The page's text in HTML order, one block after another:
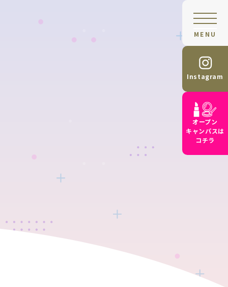
MENU
Instagram
オープン
キャンパスは
コチラ